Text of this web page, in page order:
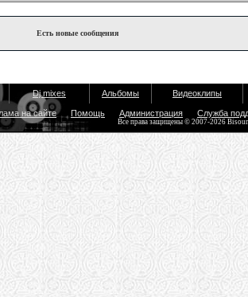
Есть новые сообщения
Dj mixes Альбомы Видеоклипы
на сайте Помощь Администрация Служба
Все права защищены © 2007-2026